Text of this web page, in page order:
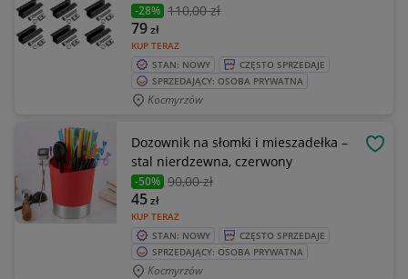
-28% 110,00 zł
KUP TERAZ
79zł
STAN: NOWY
CZĘSTO SPRZEDAJE
SPRZEDAJĄCY: OSOBA PRYWATNA
Kocmyrzów
Dozownik na słomki i mieszadełka –
stal nierdzewna, czerwony
-50% 90,00 zł
KUP TERAZ
45zł
STAN: NOWY
CZĘSTO SPRZEDAJE
SPRZEDAJĄCY: OSOBA PRYWATNA
Kocmyrzów